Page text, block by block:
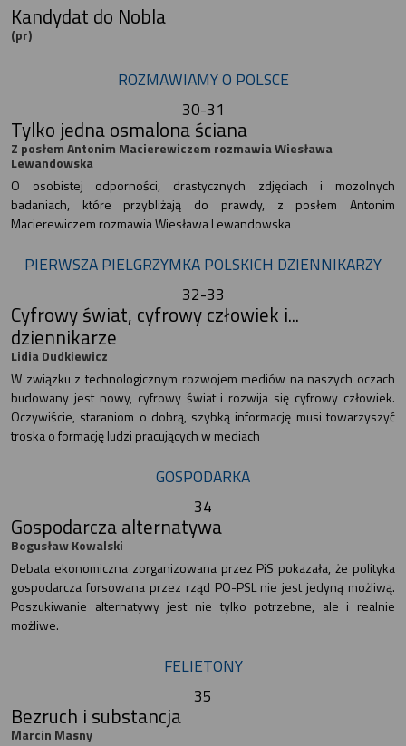
Kandydat do Nobla
(pr)
ROZMAWIAMY O POLSCE
30-31
Tylko jedna osmalona ściana
Z posłem Antonim Macierewiczem rozmawia Wiesława
Lewandowska
O osobistej odporności, drastycznych zdjęciach i mozolnych
badaniach, które przybliżają do prawdy, z posłem Antonim
Macierewiczem rozmawia Wiesława Lewandowska
PIERWSZA PIELGRZYMKA POLSKICH DZIENNIKARZY
32-33
Cyfrowy świat, cyfrowy człowiek i...
dziennikarze
Lidia Dudkiewicz
W związku z technologicznym rozwojem mediów na naszych oczach
budowany jest nowy, cyfrowy świat i rozwija się cyfrowy człowiek.
Oczywiście, staraniom o dobrą, szybką informację musi towarzyszyć
troska o formację ludzi pracujących w mediach
GOSPODARKA
34
Gospodarcza alternatywa
Bogusław Kowalski
Debata ekonomiczna zorganizowana przez PiS pokazała, że polityka
gospodarcza forsowana przez rząd PO-PSL nie jest jedyną możliwą.
Poszukiwanie alternatywy jest nie tylko potrzebne, ale i realnie
możliwe.
FELIETONY
35
Bezruch i substancja
Marcin Masny